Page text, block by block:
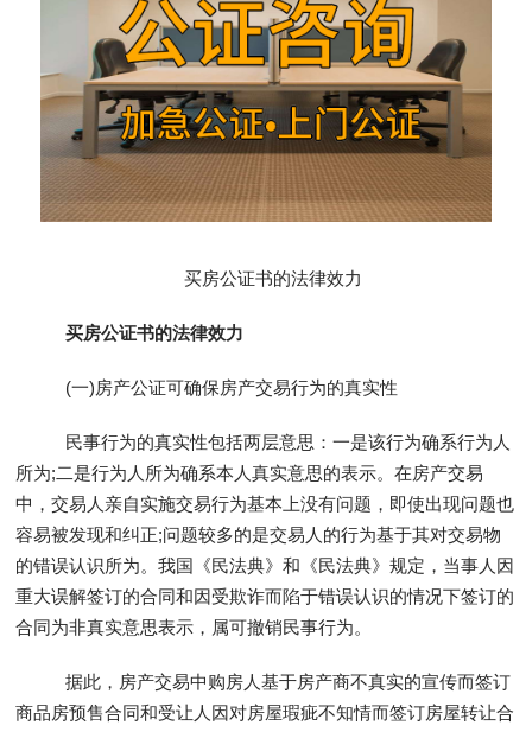
买房公证书的法律效力
买房公证书的法律效力
(一)房产公证可确保房产交易行为的真实性
民事行为的真实性包括两层意思：一是该行为确系行为人
所为;二是行为人所为确系本人真实意思的表示。在房产交易
中，交易人亲自实施交易行为基本上没有问题，即使出现问题也
容易被发现和纠正;问题较多的是交易人的行为基于其对交易物
的错误认识所为。我国《民法典》和《民法典》规定，当事人因
重大误解签订的合同和因受欺诈而陷于错误认识的情况下签订的
合同为非真实意思表示，属可撤销民事行为。
据此，房产交易中购房人基于房产商不真实的宣传而签订
商品房预售合同和受让人因对房屋瑕疵不知情而签订房屋转让合